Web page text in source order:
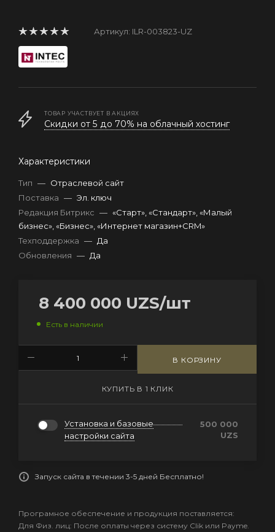
Артикул: ILR-003823-UZ
ТОВАР УЧАСТВУЕТ В АКЦИЯХ
Скидки от 5 до 70% на облачный хостинг
Характеристики
Тип — Отраслевой сайт
Поставка — Эл. ключ
Редакция Битрикс — «Старт», «Стандарт», «Малый
бизнес», «Бизнес», «Интернет магазин+CRM»
Техподдержка — Да
Обновления — Да
8 400 000 UZS/шт
Есть в наличии
В КОРЗИНУ
КУПИТЬ В 1 КЛИК
Установка и базовые
настройки сайта
500 000
UZS
Запуск сайта в течении 3-5 дней Бесплатно!
Програмное обеспечение и продукция поставляется:
Для Физ. лиц: После оплаты через систему Clik или Payme.